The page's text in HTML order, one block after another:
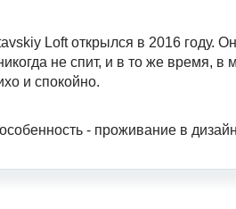
Loft открылся в 2016 году.
не спит, и в то же время,
и спокойно.
- проживание в